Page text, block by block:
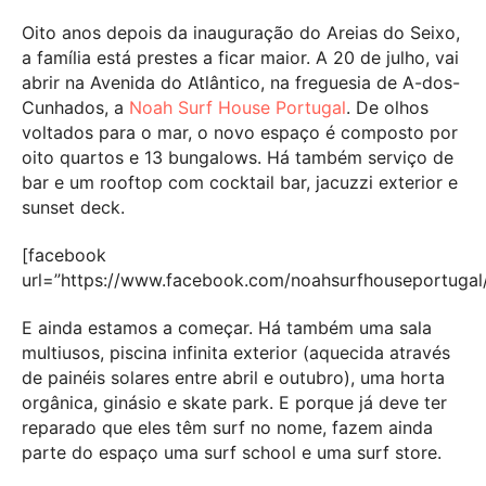
Oito anos depois da inauguração do Areias do Seixo,
a família está prestes a ficar maior. A 20 de julho, vai
abrir na Avenida do Atlântico, na freguesia de A-dos-
Cunhados, a Noah Surf House Portugal. De olhos
voltados para o mar, o novo espaço é composto por
oito quartos e 13 bungalows. Há também serviço de
bar e um rooftop com cocktail bar, jacuzzi exterior e
sunset deck.
[facebook
url=”https://www.facebook.com/
E ainda estamos a começar. Há também uma sala
multiusos, piscina infinita exterior (aquecida através
de painéis solares entre abril e outubro), uma horta
orgânica, ginásio e skate park. E porque já deve ter
reparado que eles têm surf no nome, fazem ainda
parte do espaço uma surf school e uma surf store.